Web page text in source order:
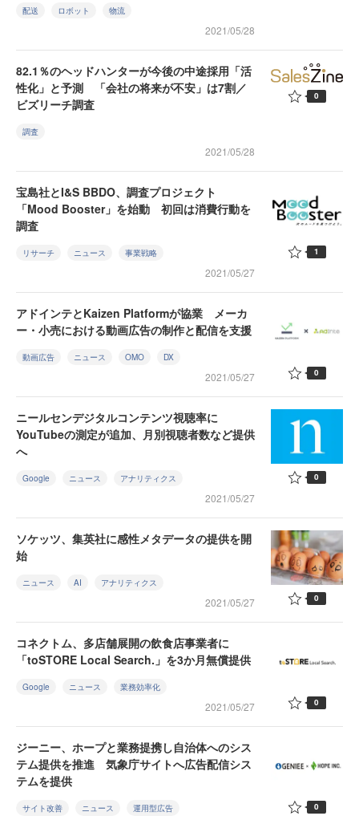
配送 ロボット 物流
2021/05/28
82.1％のヘッドハンターが今後の中途採用「活
性化」と予測 「会社の将来が不安」は7割／
ビズリーチ調査
調査
2021/05/28
0
宝島社とI&S BBDO、調査プロジェクト
「Mood Booster」を始動 初回は消費行動を
調査
リサーチ ニュース 事業戦略
2021/05/27
1
アドインテとKaizen Platformが協業 メーカ
ー・小売における動画広告の制作と配信を支援
動画広告 ニュース OMO DX
2021/05/27 0
ニールセンデジタルコンテンツ視聴率に
YouTubeの測定が追加、月別視聴者数など提供
へ
Google ニュース アナリティクス
2021/05/27
0
ソケッツ、集英社に感性メタデータの提供を開
始
ニュース AI アナリティクス
2021/05/27 0
コネクトム、多店舗展開の飲食店事業者に
「toSTORE Local Search.」を3か月無償提供
Google ニュース 業務効率化
2021/05/27 0
ジーニー、ホープと業務提携し自治体へのシス
テム提供を推進 気象庁サイトへ広告配信シス
テムを提供
サイト改善 ニュース 運用型広告 0